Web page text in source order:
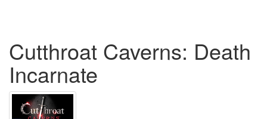
Cutthroat Caverns: Death
Incarnate